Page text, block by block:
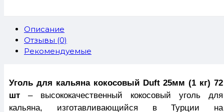
Описание
Отзывы (0)
Рекомендуемые
Уголь для кальяна кокосовый Duft 25мм (1 кг) 72
шт – высококачественный кокосовый уголь для
кальяна, изготавливающийся в Турции на